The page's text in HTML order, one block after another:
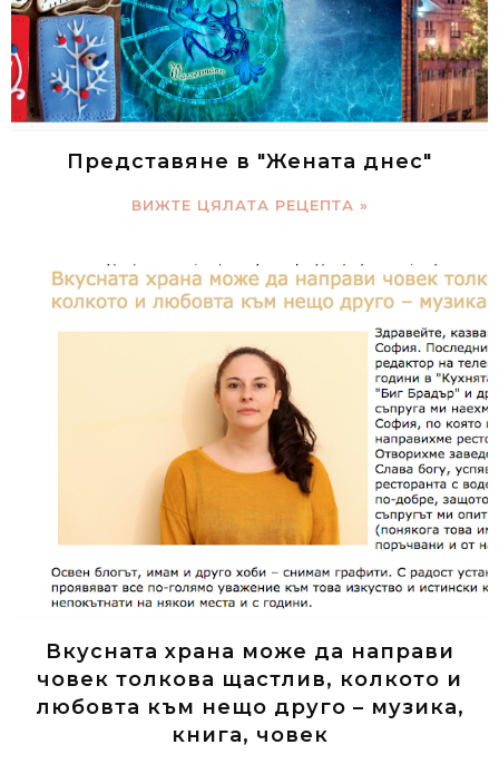
Представяне в "Жената днес"
ВИЖТЕ ЦЯЛАТА РЕЦЕПТА »
Вкусната храна може да направи
човек толкова щастлив, колкото и
любовта към нещо друго – музика,
книга, човек